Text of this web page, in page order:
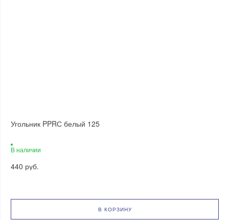
Угольник PPRС белый 125
В наличии
440 руб.
В КОРЗИНУ